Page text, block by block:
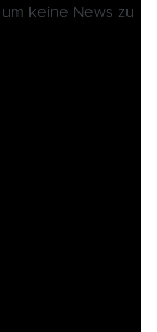
keine News zu